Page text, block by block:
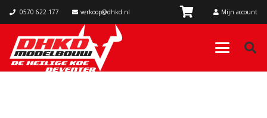
0570 622 177 verkoop@dhkd.nl Mijn account